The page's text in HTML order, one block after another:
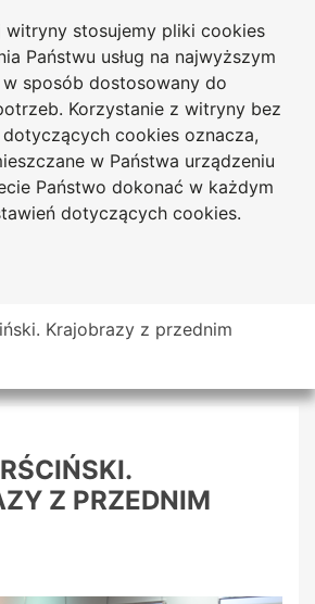
witryny stosujemy pliki cookies
Państwu usług na najwyższym
sposób dostosowany do
Korzystanie z witryny bez
cookies oznacza,
w Państwa urządzeniu
Państwo dokonać w każdym
dotyczących cookies.
menu
serwisu
Uniwersytecka
Jana Długosza
Częstochowie
Deklaracja
dostępności
Mapa
serwisu
Krajobrazy z przednim
Z PRZEDNIM